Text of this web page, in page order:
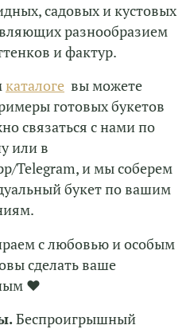
садовых и кустовых
разнообразием
и фактур.
каталоге вы можете
готовых букетов
связаться с нами по
или в
Telegram, и мы соберем
букет по вашим
с любовью и особым
сделать ваше
❤
Беспроигрышный